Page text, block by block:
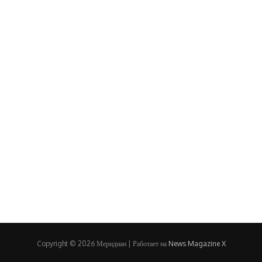
Copyright © 2026 Меридиан | Работает на News Magazine X